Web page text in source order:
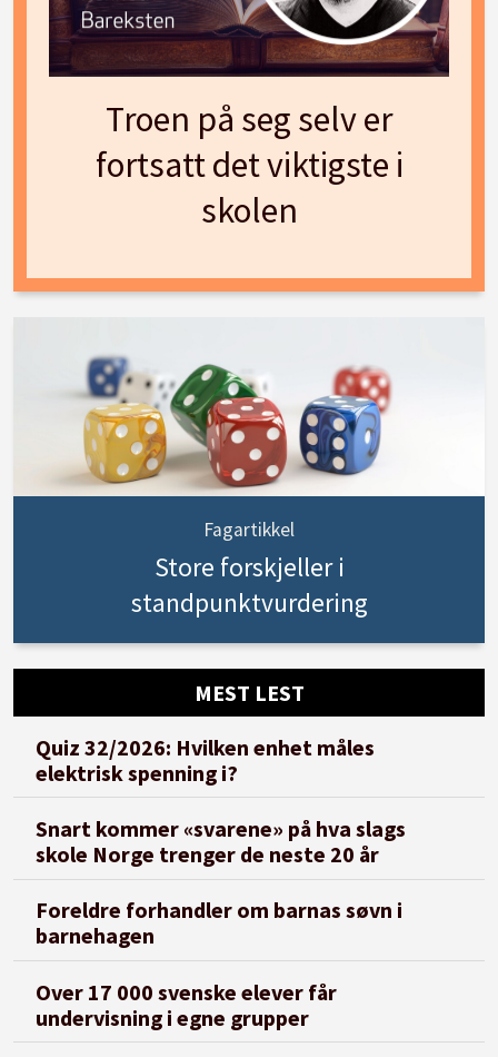
Troen på seg selv er
fortsatt det viktigste i
skolen
Fagartikkel
Store forskjeller i
standpunktvurdering
MEST LEST
Quiz 32/2026: Hvilken enhet måles
elektrisk spenning i?
Snart kommer «svarene» på hva slags
skole Norge trenger de neste 20 år
Foreldre forhandler om barnas søvn i
barnehagen
Over 17 000 svenske elever får
undervisning i egne grupper